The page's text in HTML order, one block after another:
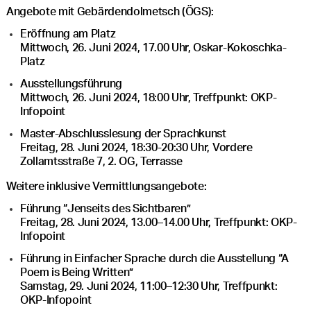
Angebote mit Gebärdendolmetsch (ÖGS):
Eröffnung am Platz
Mittwoch, 26. Juni 2024, 17.00 Uhr, Oskar-Kokoschka-
Platz
Ausstellungsführung
Mittwoch, 26. Juni 2024, 18:00 Uhr, Treffpunkt: OKP-
Infopoint
Master-Abschlusslesung der Sprachkunst
Freitag, 28. Juni 2024, 18:30-20:30 Uhr, Vordere
Zollamtsstraße 7, 2. OG, Terrasse
Weitere inklusive Vermittlungsangebote:
Führung “Jenseits des Sichtbaren”
Freitag, 28. Juni 2024, 13.00–14.00 Uhr, Treffpunkt: OKP-
Infopoint
Führung in Einfacher Sprache durch die Ausstellung “A
Poem is Being Written”
Samstag, 29. Juni 2024, 11:00–12:30 Uhr, Treffpunkt:
OKP-Infopoint